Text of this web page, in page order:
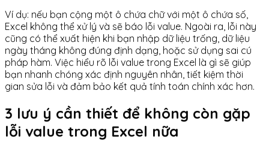
Ví dụ: nếu bạn cộng một ô chứa chữ với một ô chứa số,
Excel không thể xử lý và sẽ báo lỗi value. Ngoài ra, lỗi này
cũng có thể xuất hiện khi bạn nhập dữ liệu trống, dữ liệu
ngày tháng không đúng định dạng, hoặc sử dụng sai cú
pháp hàm. Việc hiểu rõ lỗi value trong Excel là gì sẽ giúp
bạn nhanh chóng xác định nguyên nhân, tiết kiệm thời
gian sửa lỗi và đảm bảo kết quả tính toán chính xác hơn.
3 lưu ý cần thiết để không còn gặp
lỗi value trong Excel nữa